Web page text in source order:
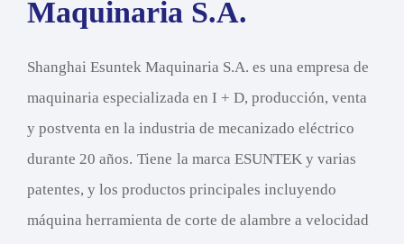
Maquinaria S.A.
Shanghai Esuntek Maquinaria S.A. es una empresa de
maquinaria especializada en I + D, producción, venta
y postventa en la industria de mecanizado eléctrico
durante 20 años. Tiene la marca ESUNTEK y varias
patentes, y los productos principales incluyendo
máquina herramienta de corte de alambre a velocidad